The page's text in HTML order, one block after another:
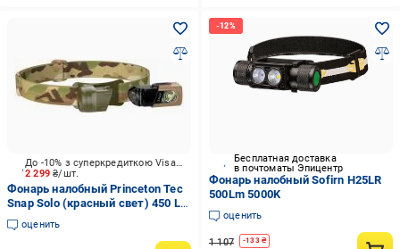
2 299₴/шт.
До -10% з суперкредиткою Visa Вигода
Фонарь налобный Princeton Tec
Snap Solo (красный свет) 450 Lm
multicam 2370.44.40
оценить
Бесплатная доставка
в почтоматы Эпицентр
Фонарь налобный Sofirn H25LR
500Lm 5000K
оценить
1 107 -133₴